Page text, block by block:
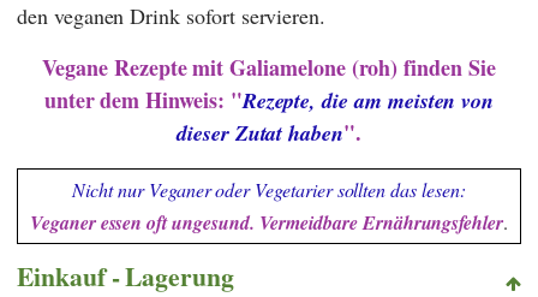
den veganen Drink sofort servieren.
Vegane Rezepte mit Galiamelone (roh) finden Sie
unter dem Hinweis: "Rezepte, die am meisten von
dieser Zutat haben".
Nicht nur Veganer oder Vegetarier sollten das lesen:
Veganer essen oft ungesund. Vermeidbare Ernährungsfehler.
Einkauf - Lagerung